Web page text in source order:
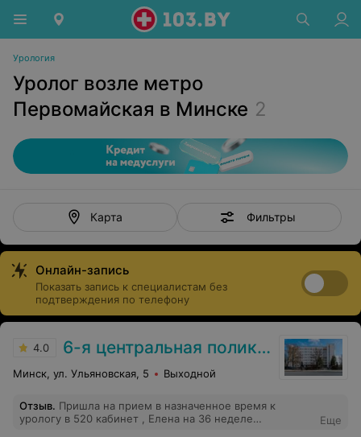
Урология
Уролог возле метро
Первомайская в Минске 2
Карта Фильтры
Онлайн-запись
Показать запись к специалистам без
подтверждения по телефону
4.0 6-я центральная поликлиника
Минск, ул. Ульяновская, 5 Выходной
Отзыв. Пришла на прием в назначенное время к
урологу в 520 кабинет , Елена на 36 неделе
Еще